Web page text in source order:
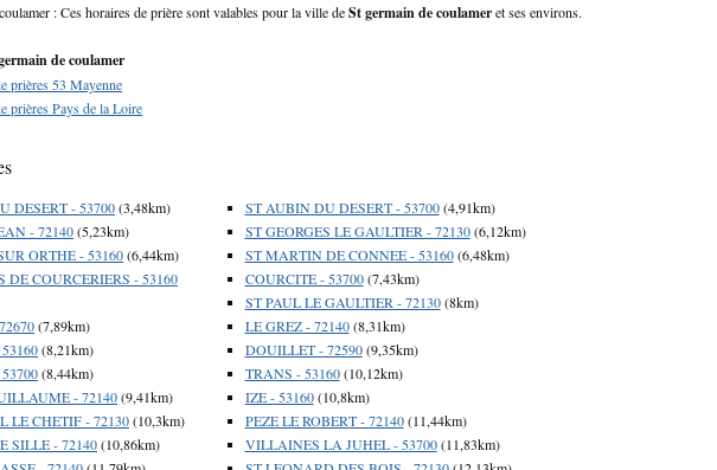
: Ces horaires de prière sont valables pour la ville deSt germain de coulameret ses environs.
de coulamer
prières 53 Mayenne
prières Pays de la Loire
DESERT - 53700(3,48km)
- 72140(5,23km)
ORTHE - 53160(6,44km)
DE COURCERIERS - 53160
(7,89km)
(8,21km)
(8,44km)
- 72140(9,41km)
LE CHETIF - 72130(10,3km)
SILLE - 72140(10,86km)
ST AUBIN DU DESERT - 53700(4,91km)
ST GEORGES LE GAULTIER - 72130(6,12km)
ST MARTIN DE CONNEE - 53160(6,48km)
COURCITE - 53700(7,43km)
ST PAUL LE GAULTIER - 72130(8km)
LE GREZ - 72140(8,31km)
DOUILLET - 72590(9,35km)
TRANS - 53160(10,12km)
IZE - 53160(10,8km)
PEZE LE ROBERT - 72140(11,44km)
VILLAINES LA JUHEL - 53700(11,83km)